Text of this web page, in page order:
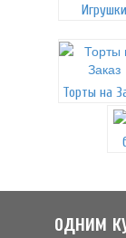
Игрушки
Торты на
одним